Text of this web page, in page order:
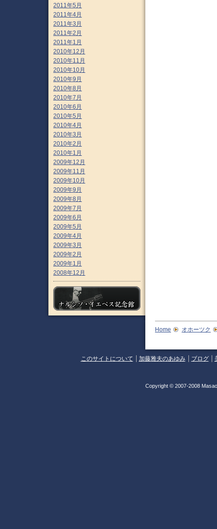
2011年5月
2011年4月
2011年3月
2011年2月
2011年1月
2010年12月
2010年11月
2010年10月
2010年9月
2010年8月
2010年7月
2010年6月
2010年5月
2010年4月
2010年3月
2010年2月
2010年1月
2009年12月
2009年11月
2009年10月
2009年9月
2009年8月
2009年7月
2009年6月
2009年5月
2009年4月
2009年3月
2009年2月
2009年1月
2008年12月
Home オホーツク
このサイトについて 加藤雅夫のあゆみ ブログ
Copyright © 2007-2008